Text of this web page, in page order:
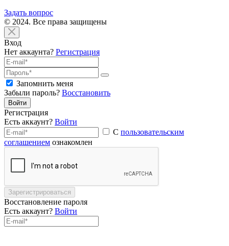
Задать вопрос
© 2024. Все права защищены
Вход
Нет аккаунта? Регистрация
Запомнить меня
Забыли пароль? Восстановить
Войти
Регистрация
Есть аккаунт? Войти
С пользовательским
соглашением ознакомлен
Зарегистрироваться
Восстановление пароля
Есть аккаунт? Войти